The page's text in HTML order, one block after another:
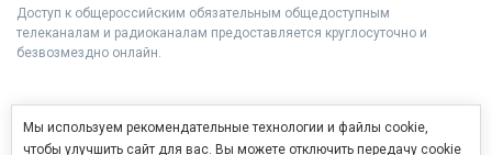
Доступ к общероссийским обязательным общедоступным
телеканалам и радиоканалам предоставляется круглосуточно и
безвозмездно онлайн.
Мы используем рекомендательные технологии и файлы cookie,
чтобы улучшить сайт для вас. Вы можете отключить передачу cookie